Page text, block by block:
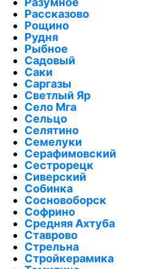
Рассказово
Рощино
Рудня
Рыбное
Садовый
Саки
Саргазы
Светлый Яр
Село Мга
Сельцо
Селятино
Семелуки
Серафимовский
Сестрорецк
Сиверский
Собинка
Сосновоборск
Софрино
Средняя Ахтуба
Ставрово
Стрельна
Стройкерамика